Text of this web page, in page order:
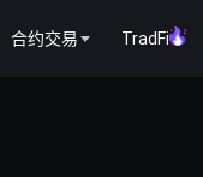
合约交易 TradFi